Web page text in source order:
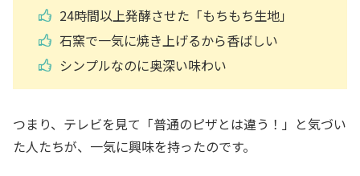
24時間以上発酵させた「もちもち生地」
石窯で一気に焼き上げるから香ばしい
シンプルなのに奥深い味わい
つまり、テレビを見て「普通のピザとは違う！」と気づい
た人たちが、一気に興味を持ったのです。